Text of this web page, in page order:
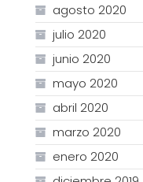
agosto 2020
julio 2020
junio 2020
mayo 2020
abril 2020
marzo 2020
enero 2020